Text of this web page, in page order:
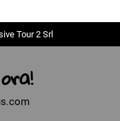
Tour 2 Srl